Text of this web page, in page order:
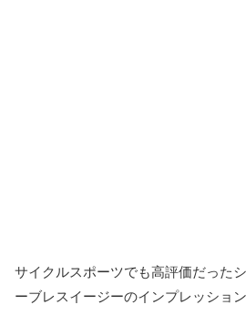
サイクルスポーツでも高評価だった
ーブレスイージーのインプレッション